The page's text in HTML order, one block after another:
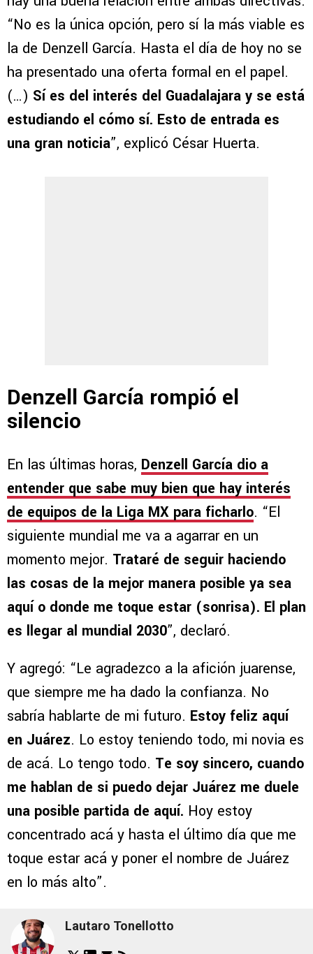
“No es la única opción, pero sí la más viable es
la de Denzell García. Hasta el día de hoy no se
ha presentado una oferta formal en el papel.
(…) Sí es del interés del Guadalajara y se está
estudiando el cómo sí. Esto de entrada es
una gran noticia”, explicó César Huerta.
Denzell García rompió el
silencio
En las últimas horas, Denzell García dio a
entender que sabe muy bien que hay interés
de equipos de la Liga MX para ficharlo. “El
siguiente mundial me va a agarrar en un
momento mejor. Trataré de seguir haciendo
las cosas de la mejor manera posible ya sea
aquí o donde me toque estar (sonrisa). El plan
es llegar al mundial 2030”, declaró.
Y agregó: “Le agradezco a la afición juarense,
que siempre me ha dado la confianza. No
sabría hablarte de mi futuro. Estoy feliz aquí
en Juárez. Lo estoy teniendo todo, mi novia es
de acá. Lo tengo todo. Te soy sincero, cuando
me hablan de si puedo dejar Juárez me duele
una posible partida de aquí. Hoy estoy
concentrado acá y hasta el último día que me
toque estar acá y poner el nombre de Juárez
en lo más alto”.
Lautaro Tonellotto